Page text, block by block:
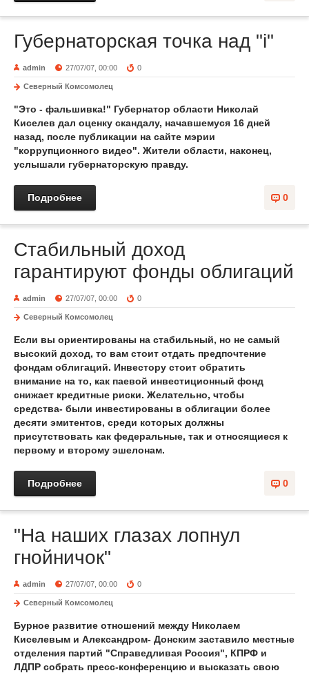
Губернаторская точка над "i"
admin 27/07/07, 00:00 0
Северный Комсомолец
"Это - фальшивка!" Губернатор области Николай
Киселев дал оценку скандалу, начавшемуся 16 дней
назад, после публикации на сайте мэрии
"коррупционного видео". Жители области, наконец,
услышали губернаторскую правду.
0
Подробнее
Стабильный доход
гарантируют фонды облигаций
admin 27/07/07, 00:00 0
Северный Комсомолец
Если вы ориентированы на стабильный, но не самый
высокий доход, то вам стоит отдать предпочтение
фондам облигаций. Инвестору стоит обратить
внимание на то, как паевой инвестиционный фонд
снижает кредитные риски. Желательно, чтобы
средства- были инвестированы в облигации более
десяти эмитентов, среди которых должны
присутствовать как федеральные, так и относящиеся к
первому и второму эшелонам.
0
Подробнее
"На наших глазах лопнул
гнойничок"
admin 27/07/07, 00:00 0
Северный Комсомолец
Бурное развитие отношений между Николаем
Киселевым и Александром- Донским заставило местные
отделения партий "Справедливая Россия", КПРФ и
ЛДПР собрать пресс-конференцию и высказать свою